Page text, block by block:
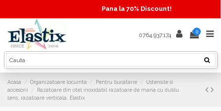
Pana la 70% Discount!
0764.937.174 0
Acasa Organizatoare locuinta Pentru bucatarie
Ustensile si
accesorii
Razatoare din otel inoxidabil razatoare de mana cu dublu
sens, razatoare verticala, Elastix